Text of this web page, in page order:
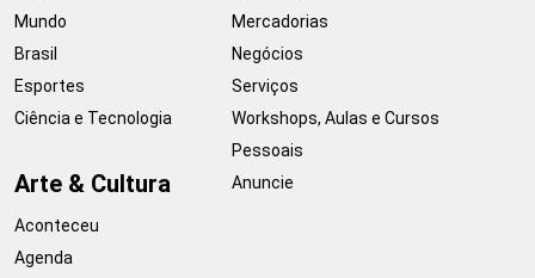
Mundo
Brasil
Esportes
Ciência e Tecnologia
Arte & Cultura
Aconteceu
Agenda
Mercadorias
Negócios
Serviços
Workshops, Aulas e Cursos
Pessoais
Anuncie